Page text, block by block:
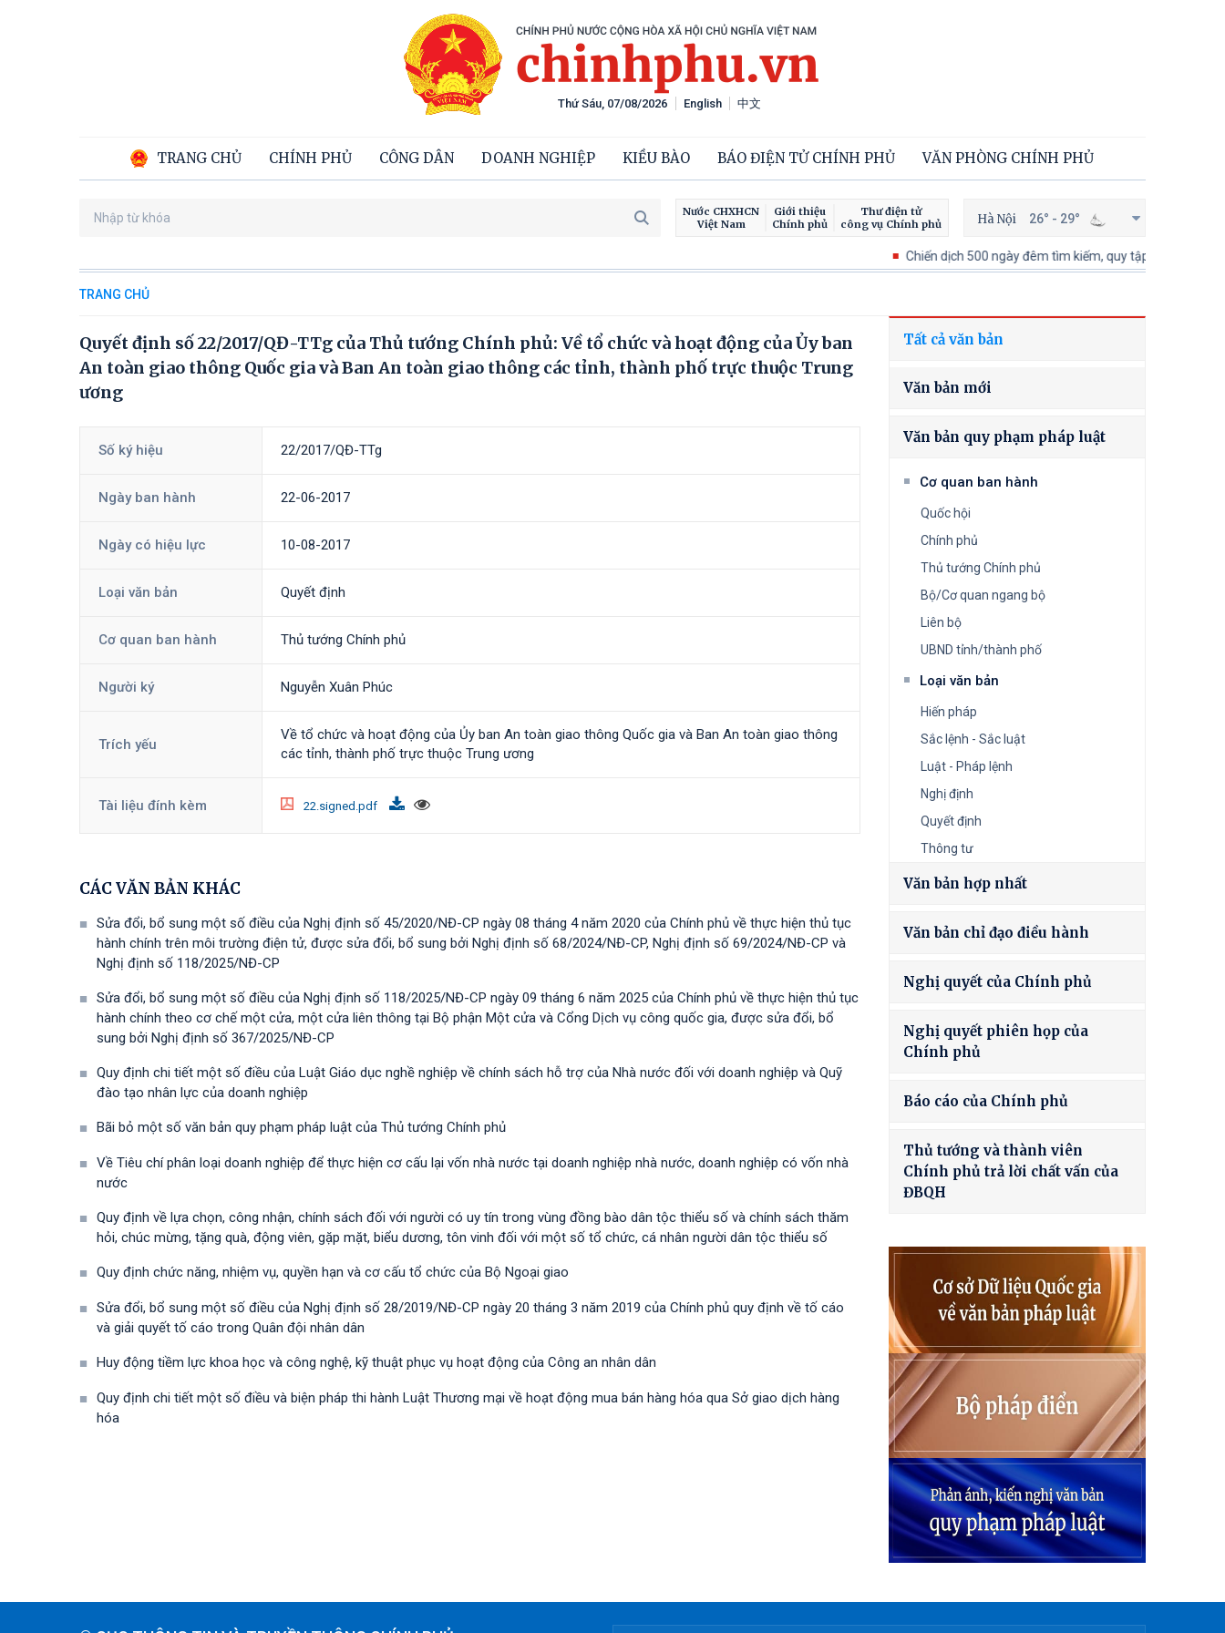
English 中文
TRANG CHỦ CHÍNH PHỦ CÔNG DÂN DOANH NGHIỆP KIỀU BÀO BÁO ĐIỆN TỬ CHÍNH PHỦ VĂN PHÒNG CHÍNH PHỦ
Thứ Sáu, 07/08/2026
Nước CHXHCN
Việt Nam
Giới thiệu
Chính phủ
Thư điện tử
công vụ Chính phủ
Hà Nội 26° - 29°
Chiến dịch 500 ngày đêm tìm kiếm, quy tập và xác định danh
TRANG CHỦ
Quyết định số 22/2017/QĐ-TTg của Thủ tướng Chính phủ: Về tổ chức và hoạt động của Ủy ban
An toàn giao thông Quốc gia và Ban An toàn giao thông các tỉnh, thành phố trực thuộc Trung
ương
Số ký hiệu 22/2017/QĐ-TTg
Ngày ban hành 22-06-2017
Ngày có hiệu lực 10-08-2017
Loại văn bản Quyết định
Cơ quan ban hành Thủ tướng Chính phủ
Người ký Nguyễn Xuân Phúc
Trích yếu
Về tổ chức và hoạt động của Ủy ban An toàn giao thông Quốc gia và Ban An toàn giao thông
các tỉnh, thành phố trực thuộc Trung ương
Tài liệu đính kèm 22.signed.pdf
CÁC VĂN BẢN KHÁC
Sửa đổi, bổ sung một số điều của Nghị định số 45/2020/NĐ-CP ngày 08 tháng 4 năm 2020 của Chính phủ về thực hiện thủ tục
hành chính trên môi trường điện tử, được sửa đổi, bổ sung bởi Nghị định số 68/2024/NĐ-CP, Nghị định số 69/2024/NĐ-CP và
Nghị định số 118/2025/NĐ-СР
Sửa đổi, bổ sung một số điều của Nghị định số 118/2025/NĐ-CP ngày 09 tháng 6 năm 2025 của Chính phủ về thực hiện thủ tục
hành chính theo cơ chế một cửa, một cửa liên thông tại Bộ phận Một cửa và Cổng Dịch vụ công quốc gia, được sửa đổi, bổ
sung bởi Nghị định số 367/2025/NĐ-СР
Quy định chi tiết một số điều của Luật Giáo dục nghề nghiệp về chính sách hỗ trợ của Nhà nước đối với doanh nghiệp và Quỹ
đào tạo nhân lực của doanh nghiệp
Bãi bỏ một số văn bản quy phạm pháp luật của Thủ tướng Chính phủ
Về Tiêu chí phân loại doanh nghiệp để thực hiện cơ cấu lại vốn nhà nước tại doanh nghiệp nhà nước, doanh nghiệp có vốn nhà
nước
Quy định về lựa chọn, công nhận, chính sách đối với người có uy tín trong vùng đồng bào dân tộc thiểu số và chính sách thăm
hỏi, chúc mừng, tặng quà, động viên, gặp mặt, biểu dương, tôn vinh đối với một số tổ chức, cá nhân người dân tộc thiểu số
Quy định chức năng, nhiệm vụ, quyền hạn và cơ cấu tổ chức của Bộ Ngoại giao
Sửa đổi, bổ sung một số điều của Nghị định số 28/2019/NĐ-CР ngày 20 tháng 3 năm 2019 của Chính phủ quy định về tố cáo
và giải quyết tố cáo trong Quân đội nhân dân
Huy động tiềm lực khoa học và công nghệ, kỹ thuật phục vụ hoạt động của Công an nhân dân
Quy định chi tiết một số điều và biện pháp thi hành Luật Thương mại về hoạt động mua bán hàng hóa qua Sở giao dịch hàng
hóa
Tất cả văn bản
Văn bản mới
Văn bản quy phạm pháp luật
Cơ quan ban hành
Quốc hội
Chính phủ
Thủ tướng Chính phủ
Bộ/Cơ quan ngang bộ
Liên bộ
UBND tỉnh/thành phố
Loại văn bản
Hiến pháp
Sắc lệnh - Sắc luật
Luật - Pháp lệnh
Nghị định
Quyết định
Thông tư
Văn bản hợp nhất
Văn bản chỉ đạo điều hành
Nghị quyết của Chính phủ
Nghị quyết phiên họp của
Chính phủ
Báo cáo của Chính phủ
Thủ tướng và thành viên
Chính phủ trả lời chất vấn của
ĐBQH